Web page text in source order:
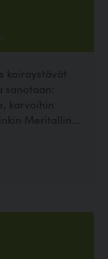
koiraystävät
karvoihin
Meritallin...